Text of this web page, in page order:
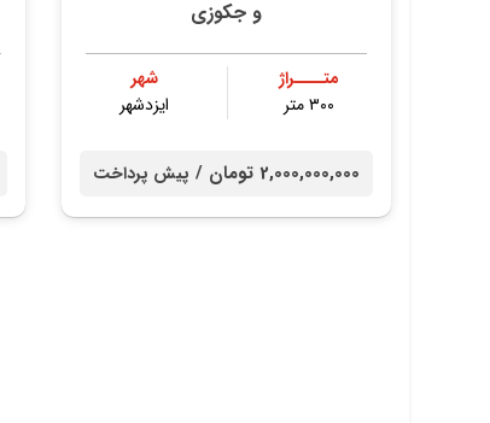
و جکوزی
متــــراژ
۳۰۰ متر
شهر
ایزدشهر
2,000,000,000 تومان / پیش پرداخت